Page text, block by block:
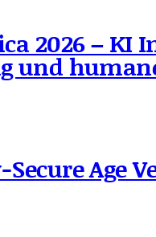
2026 – KI
und
Secure Age